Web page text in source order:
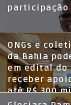
participação
ONGs e
da Bahia
em edital do
receber
até R$ 300